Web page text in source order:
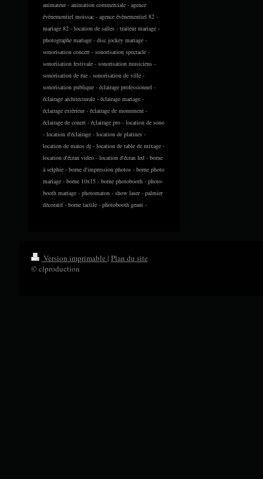
animateur - animation commerciale - agence
évènementiel moissac - agence évènementiel 82 -
mariage 82 - location de salles - traiteur mariage -
photographe mariage - disc jockey mariage -
sonorisation concert - sonorisation spectacle -
sonorisation festivale - sonorisation musiciens -
sonorisation de rue - sonorisation de ville -
sonorisation publique - éclairage professionnel -
éclairage architecturale - éclairage mariage -
éclairage extèrieur - éclairage de monument -
éclairage de conert - éclairage pro - location de sono
- location d'éclairage - location de platines -
location de matos dj - location de table de mixage -
location d'écran video - location d'écran led - borne
à selphie - borne d'impression photos - borne photo
mariage - borne 10x15 - borne photobooth - photo-
booth mariage - photomaton - show laser - palmier
décoratif - borne tactile - photobooth geant -
Version imprimable | Plan du site
© clproduction